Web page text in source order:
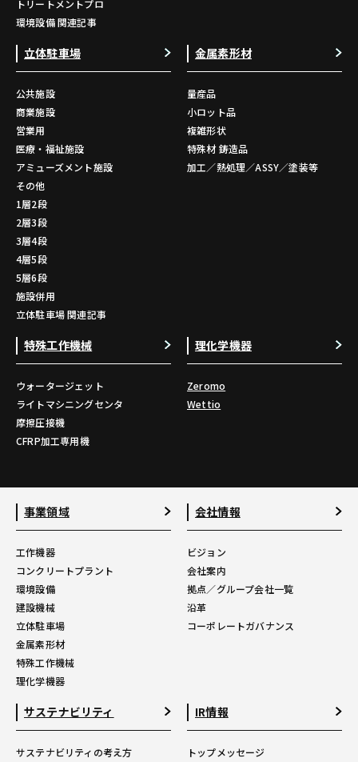
トリートメントプロ
環境設備 関連記事
立体駐車場
公共施設
商業施設
営業用
医療・福祉施設
アミューズメント施設
その他
1層2段
2層3段
3層4段
4層5段
5層6段
施設併用
立体駐車場 関連記事
金属素形材
量産品
小ロット品
複雑形状
特殊材 鋳造品
加工／熱処理／ASSY／塗装等
特殊工作機械
ウォータージェット
ライトマシニングセンタ
摩擦圧接機
CFRP加工専用機
理化学機器
Zeromo
Wettio
事業領域
工作機器
コンクリートプラント
環境設備
建設機械
立体駐車場
金属素形材
特殊工作機械
理化学機器
会社情報
ビジョン
会社案内
拠点／グループ会社一覧
沿革
コーポレートガバナンス
サステナビリティ
サステナビリティの考え方
IR情報
トップメッセージ